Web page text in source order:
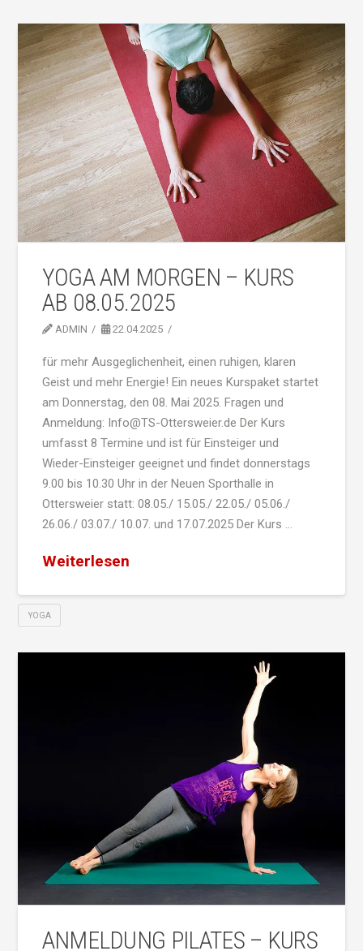
YOGA AM MORGEN – KURS
AB 08.05.2025
ADMIN 22.04.2025
für mehr Ausgeglichenheit, einen ruhigen, klaren
Geist und mehr Energie! Ein neues Kurspaket startet
am Donnerstag, den 08. Mai 2025. Fragen und
Anmeldung: Info@TS-Ottersweier.de Der Kurs
umfasst 8 Termine und ist für Einsteiger und
Wieder-Einsteiger geeignet und findet donnerstags
9.00 bis 10.30 Uhr in der Neuen Sporthalle in
Ottersweier statt: 08.05./ 15.05./ 22.05./ 05.06./
26.06./ 03.07./ 10.07. und 17.07.2025 Der Kurs …
Weiterlesen
YOGA
ANMELDUNG PILATES – KURS